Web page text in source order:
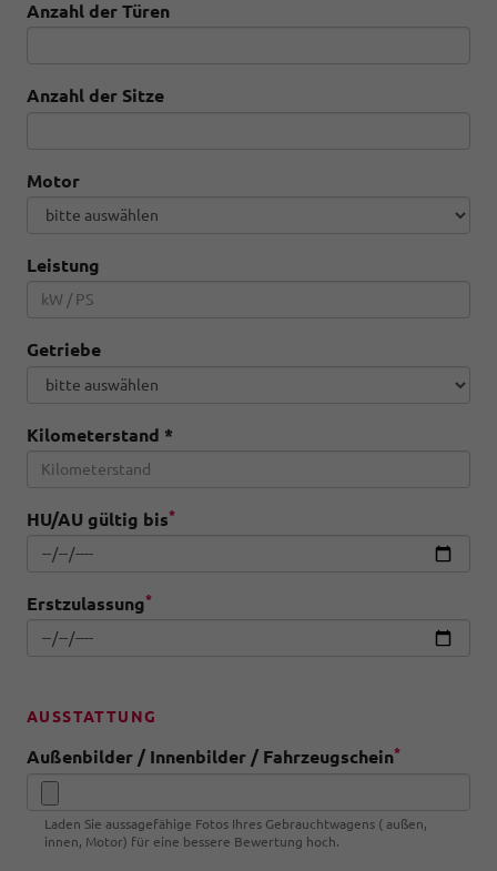
Anzahl der Türen
Anzahl der Sitze
Motor
Leistung
Getriebe
Kilometerstand *
HU/AU gültig bis*
Erstzulassung*
AUSSTATTUNG
Außenbilder / Innenbilder / Fahrzeugschein*
Laden Sie aussagefähige Fotos Ihres Gebrauchtwagens ( außen,
innen, Motor) für eine bessere Bewertung hoch.